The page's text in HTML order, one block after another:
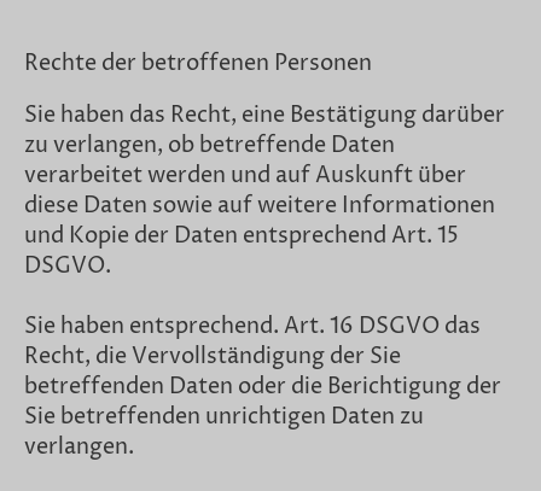
Rechte der betroffenen Personen
Sie haben das Recht, eine Bestätigung darüber
zu verlangen, ob betreffende Daten
verarbeitet werden und auf Auskunft über
diese Daten sowie auf weitere Informationen
und Kopie der Daten entsprechend Art. 15
DSGVO.
Sie haben entsprechend. Art. 16 DSGVO das
Recht, die Vervollständigung der Sie
betreffenden Daten oder die Berichtigung der
Sie betreffenden unrichtigen Daten zu
verlangen.